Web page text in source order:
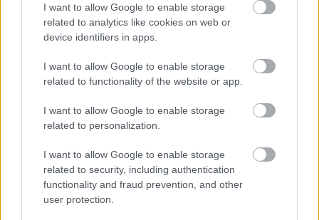
I want to allow Google to enable storage
related to analytics like cookies on web or
device identifiers in apps.
I want to allow Google to enable storage
related to functionality of the website or app.
I want to allow Google to enable storage
related to personalization.
I want to allow Google to enable storage
related to security, including authentication
functionality and fraud prevention, and other
user protection.
számával…